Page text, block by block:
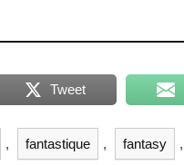
Tweet
, fantastique , fantasy ,